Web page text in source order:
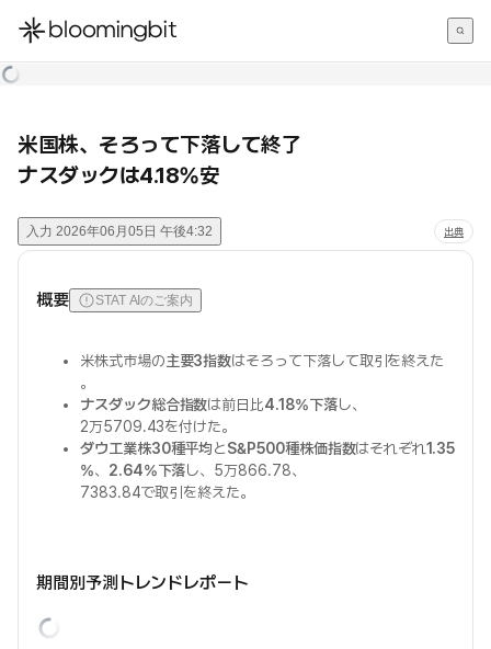
한국어
米国株、そろって下落して終了
ナスダックは4.18%安
入力 2026年06月05日 午後4:32 出典
概要 STAT AIのご案内
米株式市場の主要3指数はそろって下落して取引を終えた
。
ナスダック総合指数は前日比4.18%下落し、
2万5709.43を付けた。
ダウ工業株30種平均とS&P500種株価指数はそれぞれ1.35
%、 2.64%下落し、5万866.78、
7383.84で取引を終えた。
期間別予測トレンドレポート